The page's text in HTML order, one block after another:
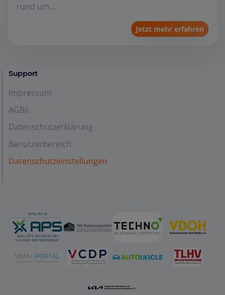
rund um...
Jetzt mehr erfahren
Support
Impressum
AGBs
Datenschutzerklärung
Benutzerbereich
Datenschutzeinstellungen